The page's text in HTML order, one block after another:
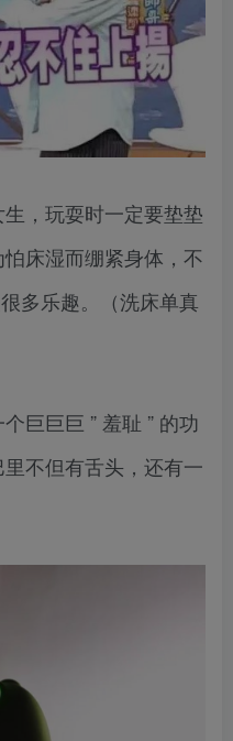
，玩耍时一定要垫垫
床湿而绷紧身体，不
多乐趣。（洗床单真
巨巨巨 ” 羞耻 ” 的功
不但有舌头，还有一